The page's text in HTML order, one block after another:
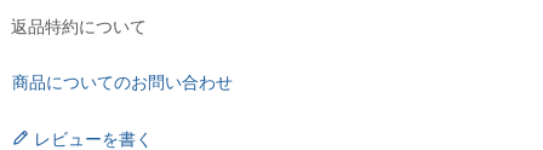
返品特約について
商品についてのお問い合わせ
レビューを書く